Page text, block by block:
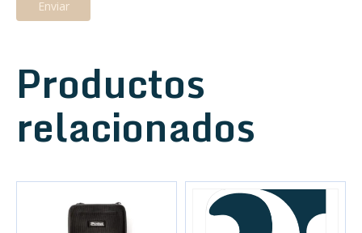
Productos
relacionados